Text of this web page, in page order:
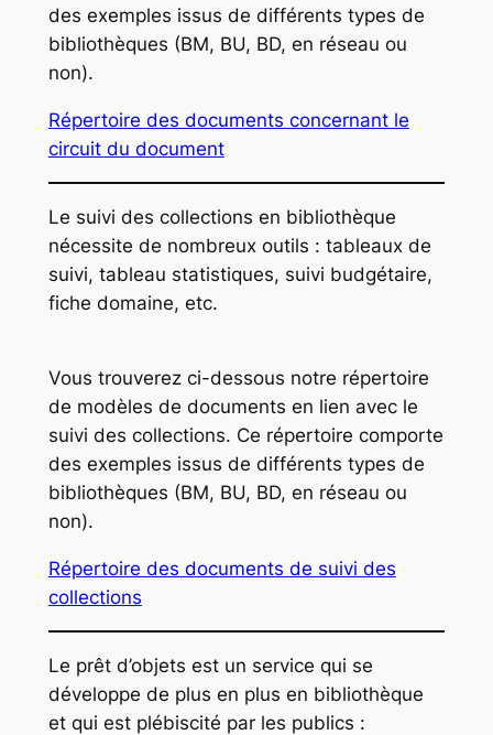
des exemples issus de différents types de
bibliothèques (BM, BU, BD, en réseau ou
non).
Répertoire des documents concernant le
circuit du document
Le suivi des collections en bibliothèque
nécessite de nombreux outils : tableaux de
suivi, tableau statistiques, suivi budgétaire,
fiche domaine, etc.
Vous trouverez ci-dessous notre répertoire
de modèles de documents en lien avec le
suivi des collections. Ce répertoire comporte
des exemples issus de différents types de
bibliothèques (BM, BU, BD, en réseau ou
non).
Répertoire des documents de suivi des
collections
Le prêt d’objets est un service qui se
développe de plus en plus en bibliothèque
et qui est plébiscité par les publics :